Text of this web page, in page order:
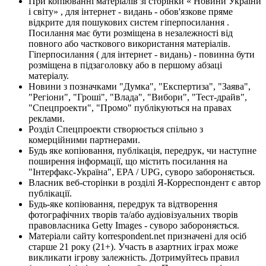
і світу» , для інтернет - видань - обов'язкове пряме
відкрите для пошукових систем гіперпосилання .
Посилання має бути розміщена в незалежності від
повного або часткового використання матеріалів.
Гіперпосилання ( для інтернет - видань) - повинна бути
розміщена в підзаголовку або в першому абзаці
матеріалу.
Новини з позначками "Думка", "Експертиза", "Заява",
"Регіони", "Гроші", "Влада", "Вибори", "Тест-драйв",
"Спецпроекти", "Промо" публікуються на правах
реклами.
Розділ Спецпроекти створюється спільно з
комерційними партнерами.
Будь яке копіювання, публікація, передрук, чи наступне
поширення інформації, що містить посилання на
"Інтерфакс-Україна", EPA / UPG, суворо забороняється.
Власник веб-сторінки в розділі Я-Корреспондент є автор
публікації.
Будь-яке копіювання, передрук та відтворення
фотографічних творів та/або аудіовізуальних творів
правовласника Getty Images - суворо забороняється.
Матеріали сайту korrespondent.net призначені для осіб
старше 21 року (21+). Участь в азартних іграх може
викликати ігрову залежність. Дотримуйтесь правил